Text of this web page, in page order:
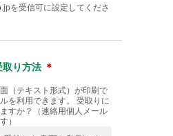
を受信可に設定してくださ
取り方法 ＊
（テキスト形式）が印刷で
を利用できます。 受取りに
すか？（連絡用個人メール
）